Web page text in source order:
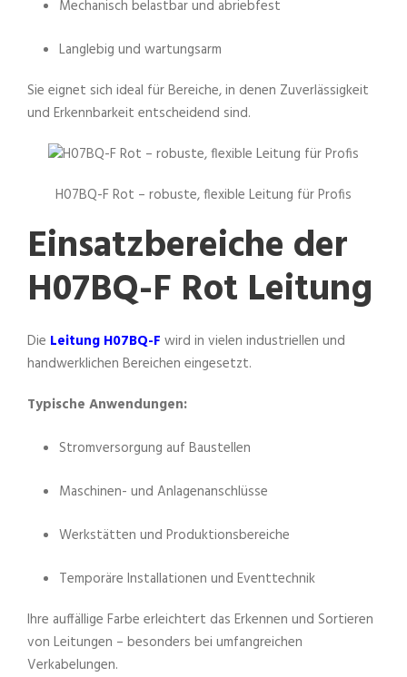
Mechanisch belastbar und abriebfest
Langlebig und wartungsarm
Sie eignet sich ideal für Bereiche, in denen Zuverlässigkeit
und Erkennbarkeit entscheidend sind.
H07BQ-F Rot – robuste, flexible Leitung für Profis
Einsatzbereiche der
H07BQ-F Rot Leitung
Die Leitung H07BQ-F wird in vielen industriellen und
handwerklichen Bereichen eingesetzt.
Typische Anwendungen:
Stromversorgung auf Baustellen
Maschinen- und Anlagenanschlüsse
Werkstätten und Produktionsbereiche
Temporäre Installationen und Eventtechnik
Ihre auffällige Farbe erleichtert das Erkennen und Sortieren
von Leitungen – besonders bei umfangreichen
Verkabelungen.